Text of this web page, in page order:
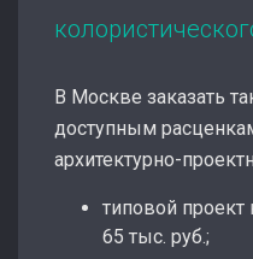
В Москве заказать
доступным
архитектурно-
типовой проект
65 тыс. руб.;